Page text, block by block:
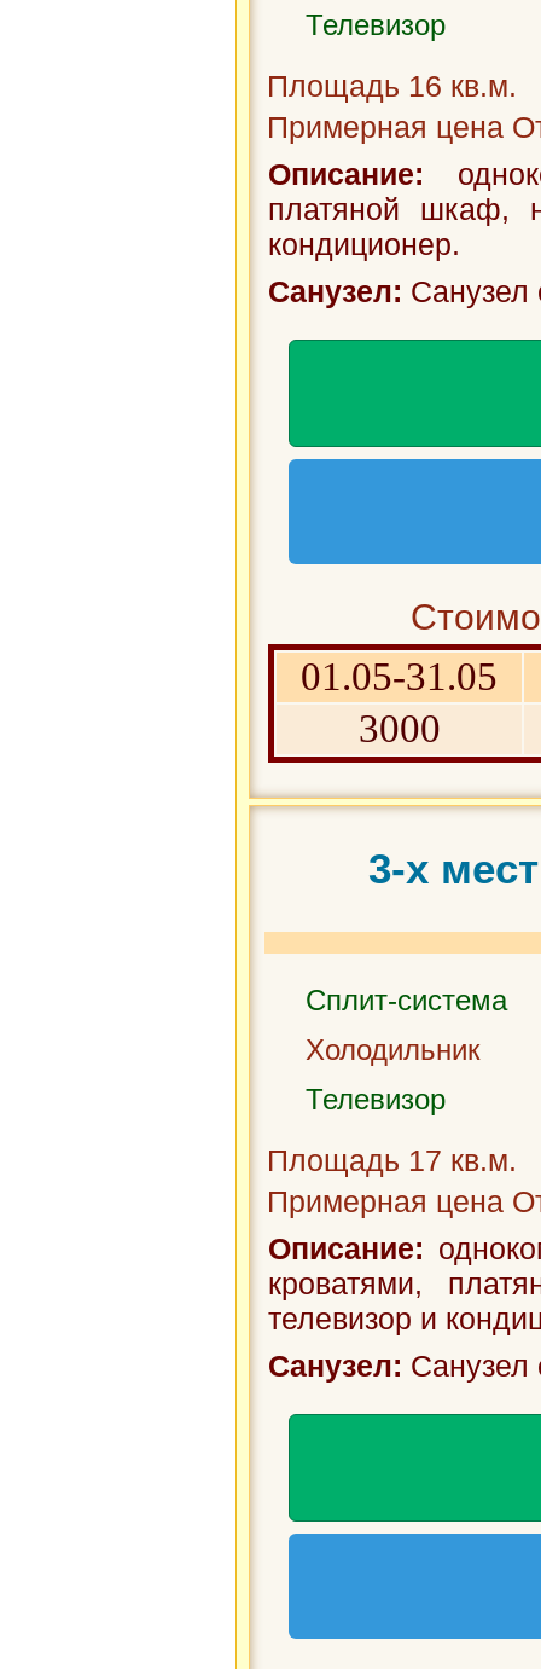
система. К
белья,
смена
курения.
Имеется
Услуги для
Парковка;
Трансфер до
Детская
Кухня;
Бассейны и
шезлонгами;
Мангал.
Услуги для
Ограничения:
С животными
Телевизор
Площадь 16 кв.м.
Примерная цена
Описание:
платяной шкаф,
кондиционер.
Санузел:
01.05-31.05
3000
3-х
Сплит-система
Холодильник
Телевизор
Площадь 17 кв.м.
Примерная цена
Описание:
кроватями,
телевизор и
Санузел: